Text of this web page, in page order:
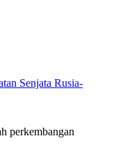
Senjata Rusia-
perkembangan